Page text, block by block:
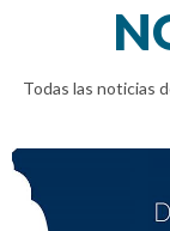
Todas las noticias